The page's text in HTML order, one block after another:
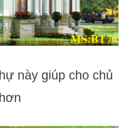
này giúp cho chủ